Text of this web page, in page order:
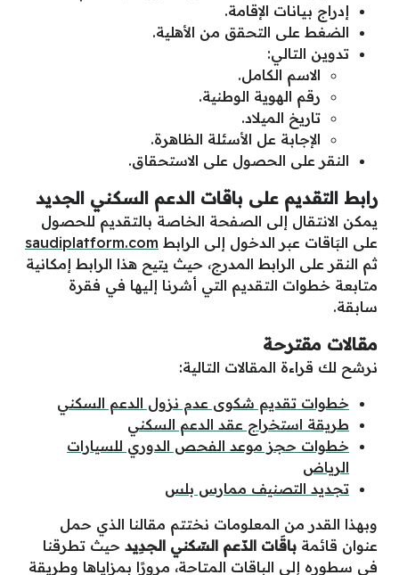
إدراج بيانات الإقامة.
الضغط على التحقق من الأهلية.
تدوين التالي:
الاسم الكامل.
رقم الهوية الوطنية.
تاريخ الميلاد.
الإجابة عل الأسئلة الظاهرة.
النقر على الحصول على الاستحقاق.
رابط التقديم على باقات الدعم السكني الجديد
يمكن الانتقال إلى الصفحة الخاصة بالتقديم للحصول
على البَاقات عبر الدخول إلى الرابط saudiplatform.com
ثم النقر على الرابط المدرج، حيث يتيح هذا الرابط إمكانية
متابعة خطوات التقديم التي أشرنا إليها في فقرة
سابقة.
مقالات مقترحة
نرشح لك قراءة المقالات التالية:
خطوات تقديم شكوى عدم نزول الدعم السكني
طريقة استخراج عقد الدعم السكني
خطوات حجز موعد الفحص الدوري للسيارات
الرياض
تجديد التصنيف ممارس بلس
وبهذا القدر من المعلومات نختتم مقالنا الذي حمل
عنوان قائمة باقَات الدّعم السّكني الجدِيد حيث تطرقنا
في سطوره إلى الباقات المتاحة، مرورًا بمزاياها وطريقة